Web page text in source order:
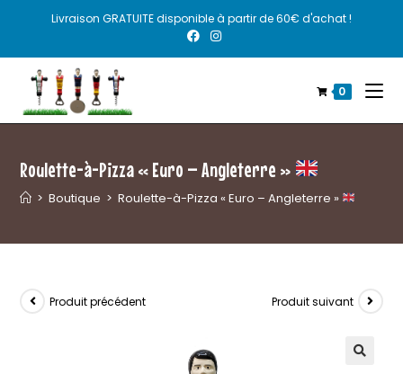
Livraison GRATUITE disponible à partir de 60€ d'achat !
0
Roulette-à-Pizza « Euro – Angleterre »
> Boutique > Roulette-à-Pizza « Euro – Angleterre »
Produit précédent Produit suivant